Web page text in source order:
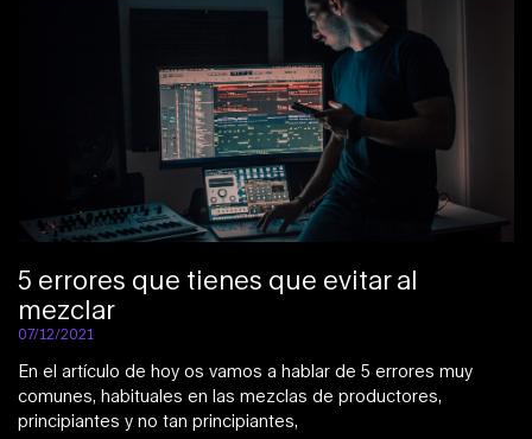
5 errores que tienes que evitar al
mezclar
07/12/2021
En el artículo de hoy os vamos a hablar de 5 errores muy
comunes, habituales en las mezclas de productores,
principiantes y no tan principiantes,